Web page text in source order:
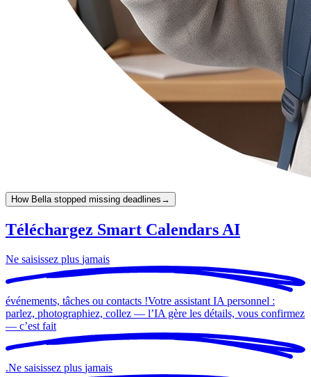
How Bella stopped missing deadlines →
Téléchargez Smart Calendars AI
Ne saisissez plus jamais
événements, tâches ou contacts !Votre assistant IA personnel :
parlez, photographiez, collez — l’IA gère les détails, vous confirmez
— c’est fait
.Ne saisissez plus jamais